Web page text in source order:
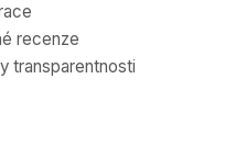
recenze
transparentnosti